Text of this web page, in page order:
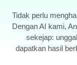
Tidak perlu
Dengan AI kami,
sekejap:
dapatkan hasil